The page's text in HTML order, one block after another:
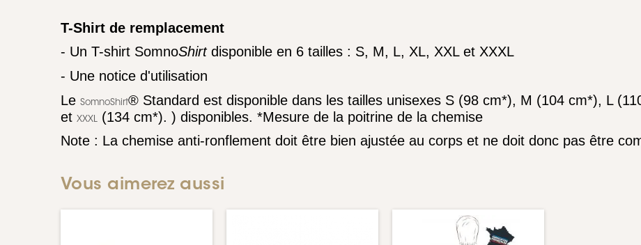
T-Shirt de remplacement
- Un T-shirt SomnoShirtdisponible en 6 tailles : S, M, L, XL, XXL et XXXL
- Une notice d'utilisation
Le SomnoShirt® Standard est disponible dans les tailles unisexes S (98 cm*), M (104 cm*), L
et XXXL (134 cm*). ) disponibles. *Mesure de la poitrine de la chemise
Note : La chemise anti-ronflement doit être bien ajustée au corps et ne doit donc pas être
Vous aimerez aussi